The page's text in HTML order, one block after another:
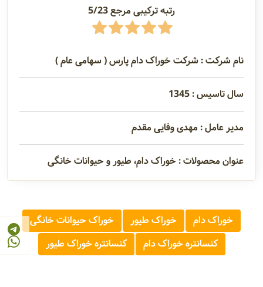
رتبه ترکیبی مرجع 5/23
نام شرکت : شرکت خوراک دام پارس ( سهامی عام )
سال تاسیس : 1345
مدیر عامل : مهدی وفایی مقدم
عنوان محصولات : خوراک دام، طیور و حیوانات خانگی
خوراک دام خوراک طیور
خوراک حیوانات خانگی
کنسانتره خوراک دام
کنسانتره خوراک طیور